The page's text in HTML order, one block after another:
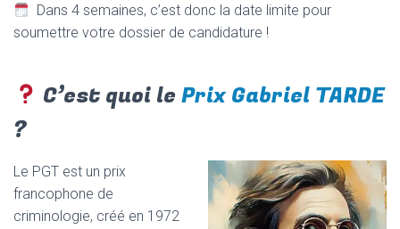
Dans 4 semaines, c’est donc la date limite pour
soumettre votre dossier de candidature !
C’est quoi lePrix Gabriel TARDE
?
Le PGT est un prix
francophone de
criminologie, créé en 1972